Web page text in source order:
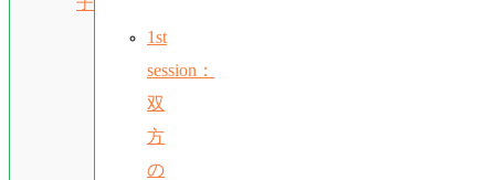
1st
session：
双
方
の